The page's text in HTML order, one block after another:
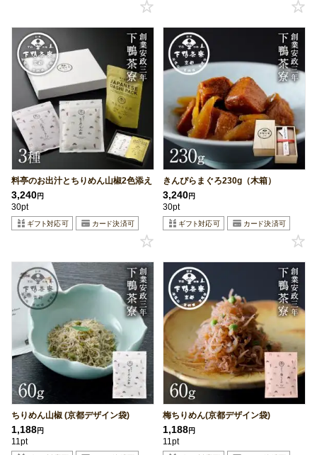
料亭のお出汁とちりめん山椒2色添え
3,240円
30pt
きんぴらまぐろ230g（木箱）
3,240円
30pt
ちりめん山椒 (京都デザイン袋)
1,188円
11pt
梅ちりめん(京都デザイン袋)
1,188円
11pt